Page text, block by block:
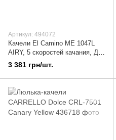
Артикул: 494072
Качели El Camino ME 1047L
AIRY, 5 скоростей качания, ДУ,
ремень безопасности, Розовый
3 381 грн/шт.